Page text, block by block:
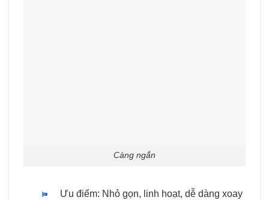
Càng ngắn
Ưu điểm: Nhỏ gọn, linh hoạt, dễ dàng xoay